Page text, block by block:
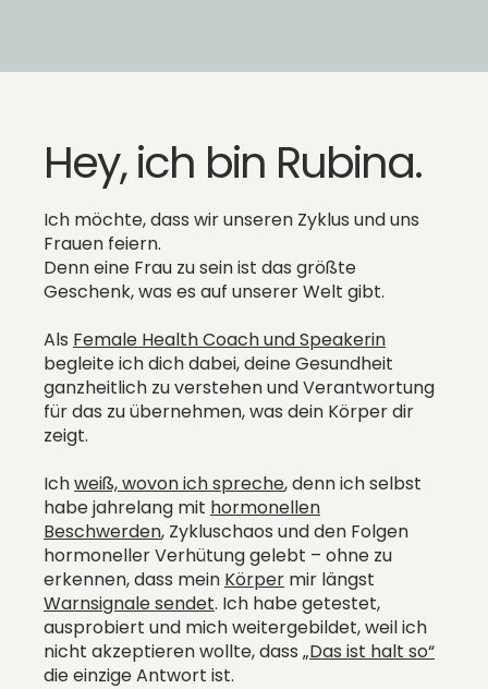
Hey, ich bin Rubina.
Ich möchte, dass wir unseren Zyklus und uns
Frauen feiern.
Denn eine Frau zu sein ist das größte
Geschenk, was es auf unserer Welt gibt.
Als Female Health Coach und Speakerin
begleite ich dich dabei, deine Gesundheit
ganzheitlich zu verstehen und Verantwortung
für das zu übernehmen, was dein Körper dir
zeigt.
Ichweiß, wovon ich spreche, denn ich selbst
habe jahrelang mit hormonellen
Beschwerden, Zykluschaos und den Folgen
hormoneller Verhütung gelebt – ohne zu
erkennen, dass mein Körper mir längst
Warnsignale sendet. Ich habe getestet,
ausprobiert und mich weitergebildet, weil ich
nicht akzeptieren wollte, dass „Das ist halt so“
die einzige Antwort ist.